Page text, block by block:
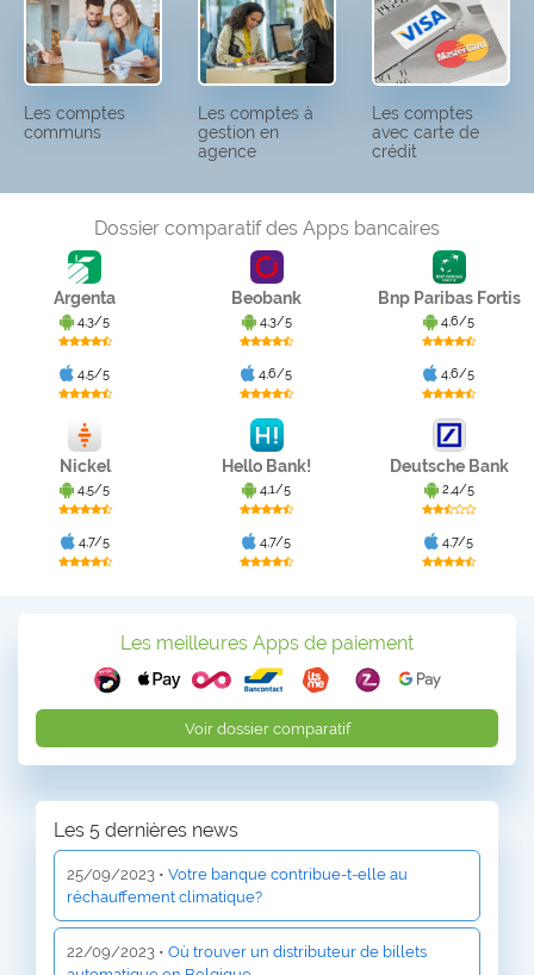
Les comptes
communs
Les comptes à
gestion en
agence
Les comptes
avec carte de
crédit
Dossier comparatif des Apps bancaires
Argenta
4,3/5
4,5/5
Beobank
4,3/5
4,6/5
Bnp Paribas Fortis
4,6/5
4,6/5
Nickel
4,5/5
4,7/5
Hello Bank!
4,1/5
4,7/5
Deutsche Bank
2,4/5
4,7/5
Les meilleures Apps de paiement
Voir dossier comparatif
Les 5 dernières news
25/09/2023 • Votre banque contribue-t-elle au
réchauffement climatique?
22/09/2023 • Où trouver un distributeur de billets